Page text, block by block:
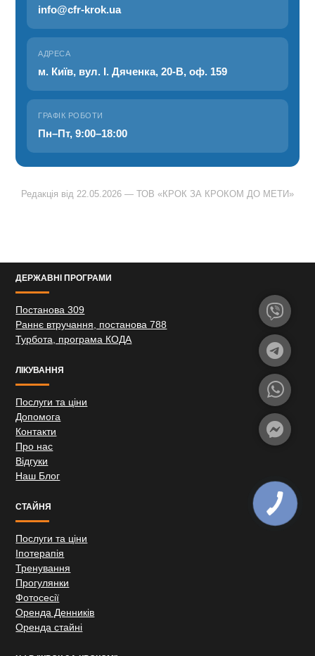
info@cfr-krok.ua
АДРЕСА
м. Київ, вул. І. Дяченка, 20-В, оф. 159
ГРАФІК РОБОТИ
Пн–Пт, 9:00–18:00
Редакція від 22.05.2026 — ТОВ «КРОК ЗА КРОКОМ ДО МЕТИ»
ДЕРЖАВНІ ПРОГРАМИ
Постанова 309
Раннє втручання, постанова 788
Турбота, програма КОДА
ЛІКУВАННЯ
Послуги та ціни
Допомога
Контакти
Про нас
Відгуки
Наш Блог
СТАЙНЯ
Послуги та ціни
Іпотерапія
Тренування
Прогулянки
Фотосесії
Оренда Денників
Оренда стайні